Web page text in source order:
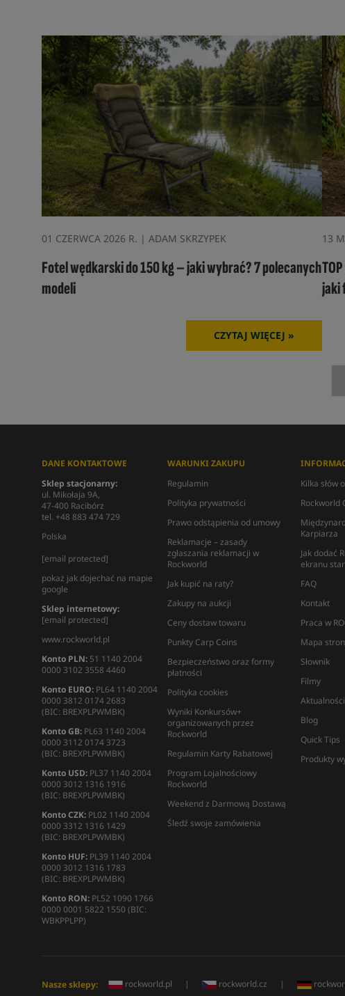
01 CZERWCA 2026 R. | ADAM SKRZYPEK
Fotel wędkarski do 150 kg – jaki wybrać? 7 polecanych
modeli
CZYTAJ WIĘCEJ »
13
jaki
DANE KONTAKTOWE
Sklep stacjonarny:
ul. Mikołaja 9A,
47-400 Racibórz
tel. +48 883 474 729
Polska
[email protected]
pokaż jak dojechać na mapie
google
Sklep internetowy:
[email protected]
www.rockworld.pl
Konto PLN:51 1140 2004
0000 3102 3558 4460
Konto EURO:PL64 1140 2004
0000 3812 0174 2683
(BIC: BREXPLPWMBK)
Konto GB:PL63 1140 2004
0000 3112 0174 3723
(BIC: BREXPLPWMBK)
Konto USD:PL37 1140 2004
0000 3012 1316 1916
(BIC: BREXPLPWMBK)
Konto CZK:PL02 1140 2004
0000 3312 1316 1429
(BIC: BREXPLPWMBK)
Konto HUF:PL39 1140 2004
0000 3012 1316 1783
(BIC: BREXPLPWMBK)
Konto RON:PL52 1090 1766
0000 0001 5822 1550 (BIC:
WBKPPLPP)
WARUNKI ZAKUPU
Regulamin
Polityka prywatności
Prawo odstąpienia od umowy
Reklamacje – zasady
zgłaszania reklamacji w
Rockworld
Jak kupić na raty?
Zakupy na aukcji
Ceny dostaw towaru
Punkty Carp Coins
Bezpieczeństwo oraz formy
płatności
Polityka cookies
Wyniki Konkursów+
organizowanych przez
Rockworld
Regulamin Karty Rabatowej
Program Lojalnościowy
Rockworld
Weekend z Darmową Dostawą
Śledź swoje zamówienia
Kilka słów
Rockworld
Karpiarza
Jak dodać
ekranu
FAQ
Kontakt
Praca w
Mapa
Słownik
Filmy
Aktualności
Blog
Quick Tips
Produkty
Nasze sklepy: rockworld.pl | rockworld.cz |